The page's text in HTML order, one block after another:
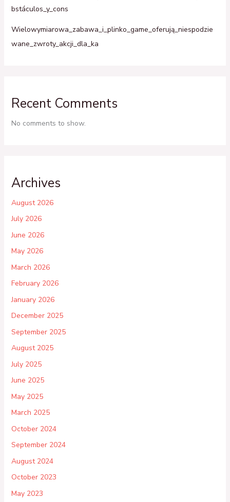
bstáculos_y_cons
Wielowymiarowa_zabawa_i_plinko_game_oferują_niespodzie
wane_zwroty_akcji_dla_ka
Recent Comments
No comments to show.
Archives
August 2026
July 2026
June 2026
May 2026
March 2026
February 2026
January 2026
December 2025
September 2025
August 2025
July 2025
June 2025
May 2025
March 2025
October 2024
September 2024
August 2024
October 2023
May 2023